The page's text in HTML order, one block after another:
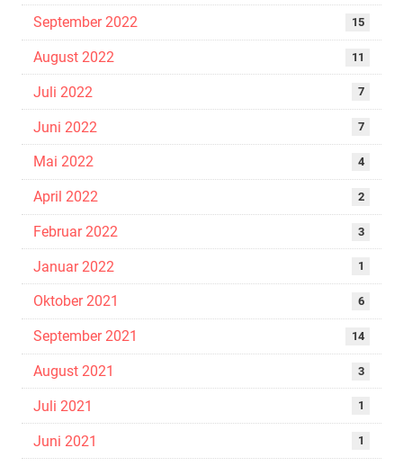
September 2022 15
August 2022 11
Juli 2022 7
Juni 2022 7
Mai 2022 4
April 2022 2
Februar 2022 3
Januar 2022 1
Oktober 2021 6
September 2021 14
August 2021 3
Juli 2021 1
Juni 2021 1